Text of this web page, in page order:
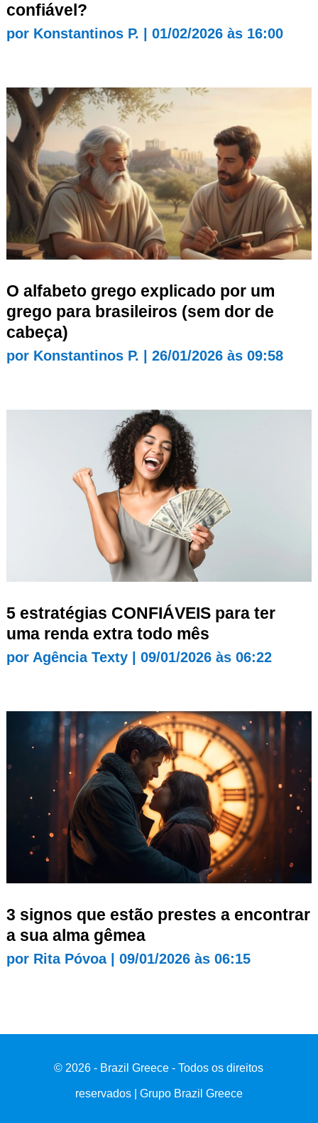
confiável?
por Konstantinos P. 01/02/2026 às 16:00
O alfabeto grego explicado por um
grego para brasileiros (sem dor de
cabeça)
por Konstantinos P. 26/01/2026 às 09:58
5 estratégias CONFIÁVEIS para ter
uma renda extra todo mês
por Agência Texty| 09/01/2026 às 06:22
3 signos que estão prestes a encontrar
a sua alma gêmea
por Rita Póvoa| 09/01/2026 às 06:15
© 2026 - Brazil Greece - Todos os direitos
reservados | Grupo Brazil Greece